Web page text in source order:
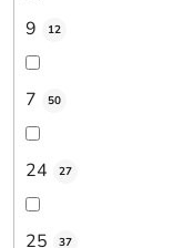
9 12
7 50
24 27
25 37